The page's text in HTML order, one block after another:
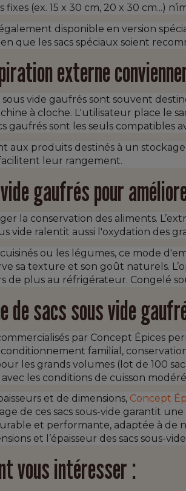
(ex. 15 x 30 cm, 20 x 30 cm...)
disponible en version
que les sacs spéciaux soient
externe
sous vide gaufrés sont souvent
à cloche. L'utilisateur place le
gaufrés sont les seuls compatibles
aux produits destinés à un
leur rangement.
gaufrés pour
la conservation des aliments.
vide ralentit aussi l'oxydation des
ou les légumes, ce mode
sa texture et son goût naturels.
de plus au réfrigérateur. Congelé
de sacs sous vide
par Concept
familial,
les grands volumes (lot de 100
les conditions de cuisson
et de dimensions, Concept
de ces sacs sous-vide garantit
et performante, adaptée à de
et l’épaisseur des sacs sous-
vous intéresser :